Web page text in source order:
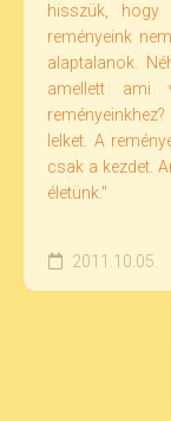
hisszük,
reményeink
alaptalanok.
amellett ami
lelket. A
csak a kezdet.
életünk."
2011.10.05.